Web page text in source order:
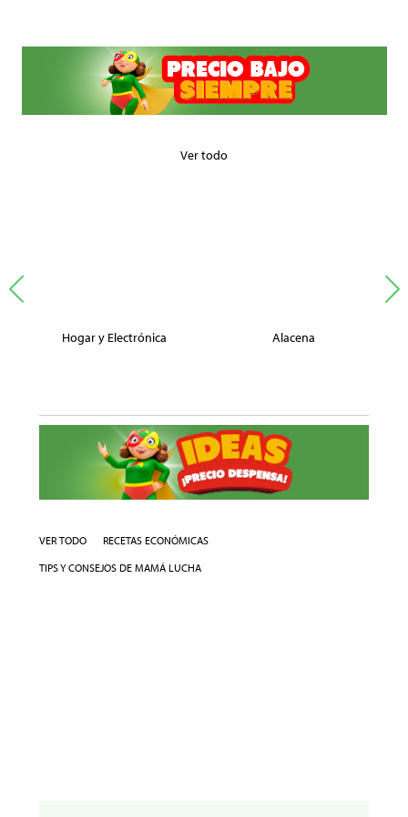
Ver todo
Hogar y Electrónica Alacena
VER TODO
RECETAS ECONÓMICAS
TIPS Y CONSEJOS DE MAMÁ LUCHA